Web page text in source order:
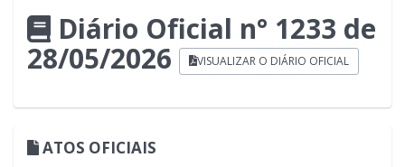
Diário Oficial n° 1233 de
28/05/2026
VISUALIZAR O DIÁRIO OFICIAL
ATOS OFICIAIS